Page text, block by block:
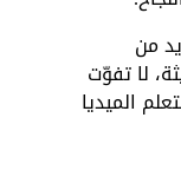
من
لا تفوّت
الميديا